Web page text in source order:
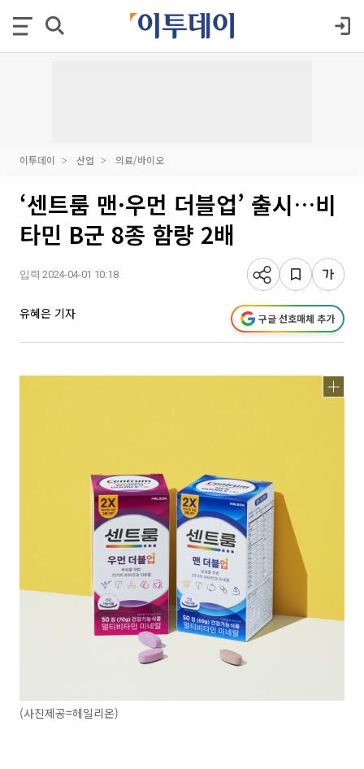
이투데이 산업 의료/바이오
‘센트룸 맨·우먼 더블업’ 출시…비
타민 B군 8종 함량 2배
입력 2024-04-01 10:18
유혜은 기자 구글 선호매체 추가
(사진제공=헤일리온)